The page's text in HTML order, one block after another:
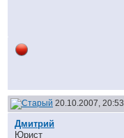
20.10.2007, 20:53
Дмитрий
Юрист